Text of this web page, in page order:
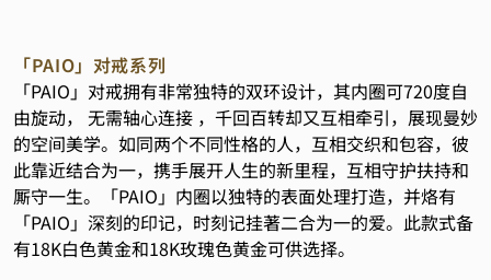
「PAIO」对戒系列
「PAIO」对戒拥有非常独特的双环设计，其内圈可720度自
由旋动， 无需轴心连接 ，千回百转却又互相牵引，展现曼妙
的空间美学。如同两个不同性格的人，互相交织和包容，彼
此靠近结合为一，携手展开人生的新里程，互相守护扶持和
厮守一生。「PAIO」内圈以独特的表面处理打造，并烙有
「PAIO」深刻的印记，时刻记挂著二合为一的爱。此款式备
有18K白色黄金和18K玫瑰色黄金可供选择。